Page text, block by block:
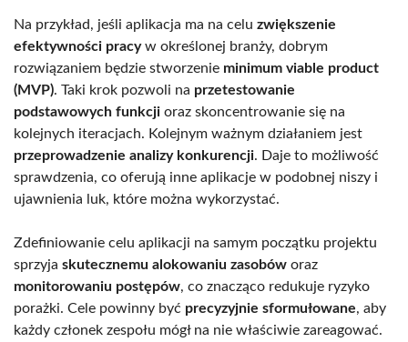
Na przykład, jeśli aplikacja ma na celu zwiększenie
efektywności pracyw określonej branży, dobrym
rozwiązaniem będzie stworzenie minimum viable product
(MVP). Taki krok pozwoli na przetestowanie
podstawowych funkcji oraz skoncentrowanie się na
kolejnych iteracjach. Kolejnym ważnym działaniem jest
przeprowadzenie analizy konkurencji. Daje to możliwość
sprawdzenia, co oferują inne aplikacje w podobnej niszy i
ujawnienia luk, które można wykorzystać.
Zdefiniowanie celu aplikacji na samym początku projektu
sprzyja skutecznemu alokowaniu zasobów oraz
monitorowaniu postępów, co znacząco redukuje ryzyko
porażki. Cele powinny być precyzyjnie sformułowane, aby
każdy członek zespołu mógł na nie właściwie zareagować.